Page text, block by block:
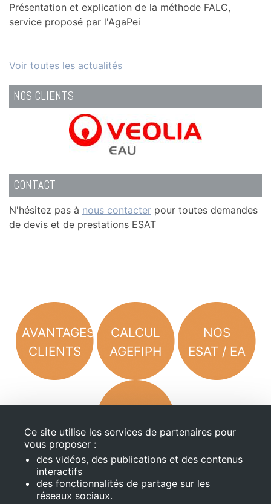
Tarn
Présentation et explication de la méthode FALC,
service proposé par l'AgaPei
Voir toutes les actualités
NOS CLIENTS
CONTACT
N'hésitez pas à nous contacter pour toutes demandes
de devis et de prestations ESAT
AVANTAGES
CLIENTS
CALCUL
AGEFIPH
NOS
ESAT / EA
DEVIS
Mentions Légales
Conditions générales de vente
Ce site utilise les services de partenaires pour
vous proposer :
des vidéos, des publications et des contenus
interactifs
des fonctionnalités de partage sur les
réseaux sociaux.